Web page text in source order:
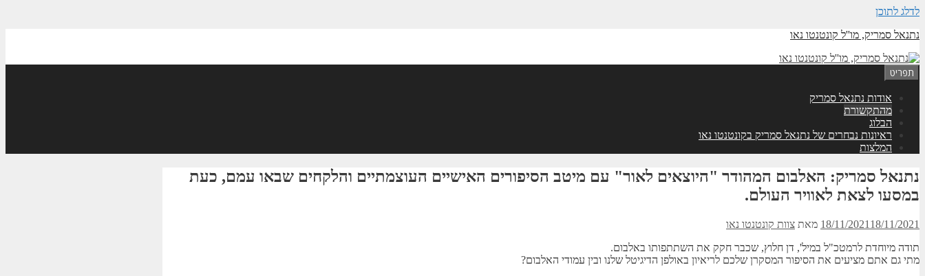
לדלג לתוכן
נתנאל סמריק, מו''ל קונטנטו נאו
תפריט
אודות נתנאל סמריק
מהתקשורת
הבלוג
ראיונות נבחרים של נתנאל סמריק בקונטנטו נאו
המלצות
נתנאל סמריק: האלבום המהודר "היוצאים לאור" עם מיטב הסיפורים האישיים העוצמתיים והלקחים שבאו עמם, כעת
במסעו לצאת לאוויר העולם.
18/11/2021 18/11/2021 מאת צוות קונטנטו נאו
תודה מיוחדת לרמטכ"ל במיל', דן חלוץ, שכבר חקק את השתתפותו באלבום.
מתי גם אתם מציעים את הסיפור המסקרן שלכם לריאיון באולפן הדיגיטל שלנו ובין עמודי האלבום?